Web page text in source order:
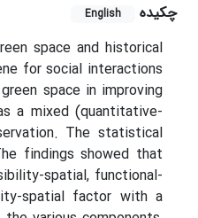
چکیده
English
space and historical
for social interactions
space in improving
a mixed (quantitative-
The statistical
findings showed that
spatial, functional-
spatial factor with a